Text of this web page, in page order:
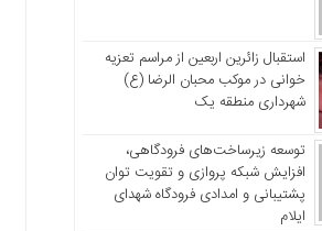
استقبال زائرین اربعین از مراسم تعزیه
خوانی در موکب محبان الرضا (ع)
شهرداری منطقه یک
توسعه زیرساخت‌های فرودگاهی،
افزایش شبکه پروازی و تقویت توان
پشتیبانی و امدادی فرودگاه شهدای
ایلام